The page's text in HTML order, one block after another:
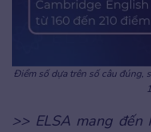
Điểm số dựa trên số câu đúng,
>> ELSA mang